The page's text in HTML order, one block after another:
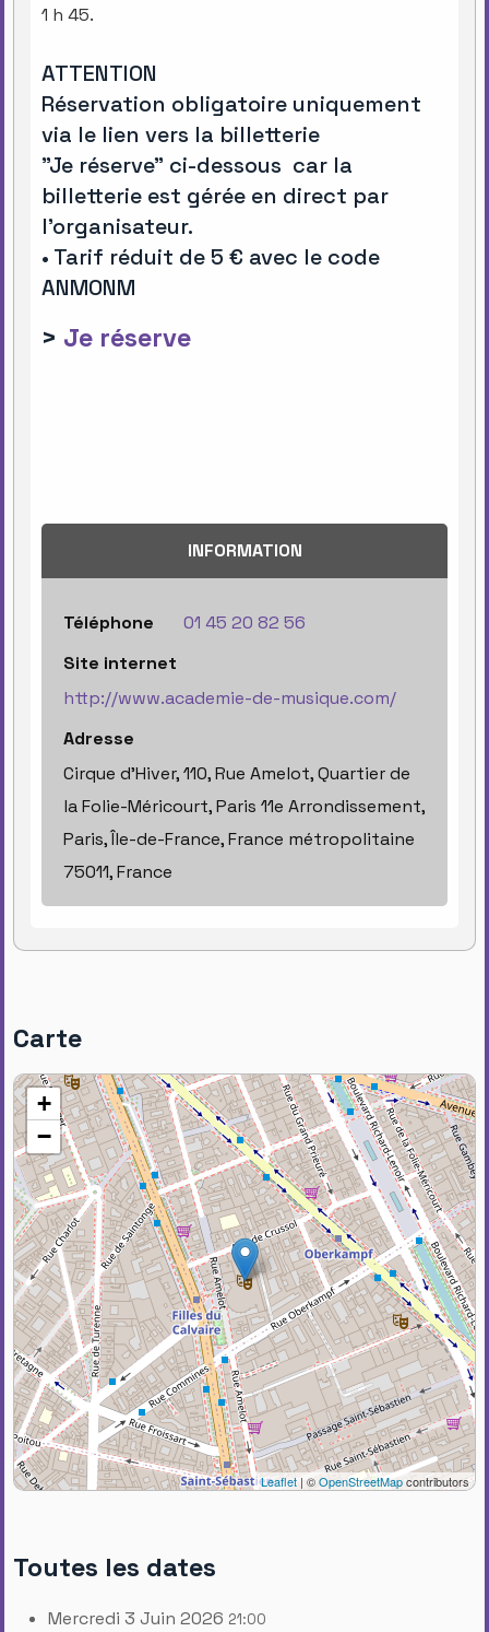
1 h 45.
ATTENTION
Réservation obligatoire uniquement
via le lien vers la billetterie
"Je réserve" ci-dessous car la
billetterie est gérée en direct par
l'organisateur.
• Tarif réduit de 5 € avec le code
ANMONM
> Je réserve
INFORMATION
Téléphone
01 45 20 82 56
Site internet
http://www.academie-de-musique.com/
Adresse
Cirque d'Hiver, 110, Rue Amelot, Quartier de
la Folie-Méricourt, Paris 11e Arrondissement,
Paris, Île-de-France, France métropolitaine
75011, France
Carte
+
−
Leaflet | ©OpenStreetMapcontributors
Toutes les dates
Mercredi 3 Juin 2026 21:00